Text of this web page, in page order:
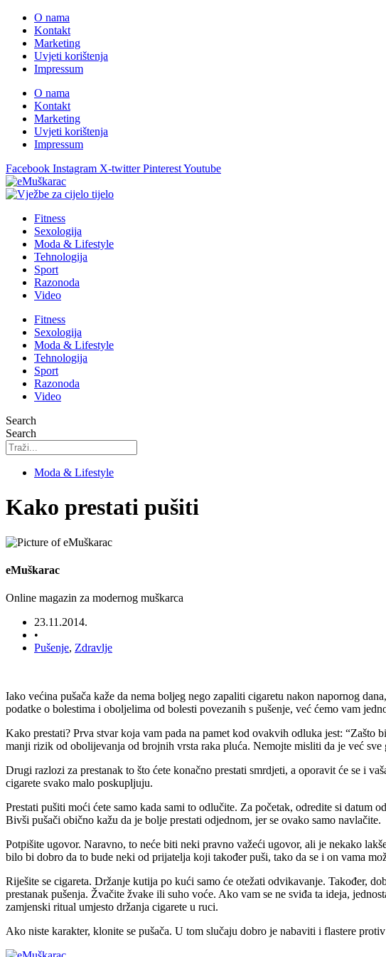
O nama
Kontakt
Marketing
Uvjeti korištenja
Impressum
O nama
Kontakt
Marketing
Uvjeti korištenja
Impressum
Facebook Instagram X-twitter PinterestYoutube
Fitness
Sexologija
Moda & Lifestyle
Tehnologija
Sport
Razonoda
Video
Fitness
Sexologija
Moda & Lifestyle
Tehnologija
Sport
Razonoda
Video
Search
Search
Moda & Lifestyle
Kako prestati pušiti
eMuškarac
Online magazin za modernog muškarca
23.11.2014.
•
Pušenje, Zdravlje
Iako većina pušača kaže da nema boljeg nego zapaliti cigaretu nakon napornog
podatke o bolestima i oboljelima od bolesti povezanih s pušenje, već ćemo vam
Kako prestati? Prva stvar koja vam pada na pamet kod ovakvih odluka jest:
manji rizik od obolijevanja od brojnih vrsta raka pluća. Nemojte misliti da je već
Drugi razlozi za prestanak to što ćete konačno prestati smrdjeti, a oporavit će se i
cigarete svako malo poskupljuju.
Prestati pušiti moći ćete samo kada sami to odlučite. Za početak, odredite si datum
Bivši pušači obično kažu da je bolje prestati odjednom, jer se ovako samo navlačite.
Potpišite ugovor. Naravno, to neće biti neki pravno važeći ugovor, ali je nekako
bilo bi dobro da to bude neki od prijatelja koji također puši, tako da se i on vama
Riješite se cigareta. Držanje kutija po kući samo će otežati odvikavanje. Također,
prestanak pušenja. Žvačite žvake ili suho voće. Ako vam se ne sviđa ta ideja,
zamjenski ritual umjesto držanja cigarete u ruci.
Ako niste karakter, klonite se pušača. U tom slučaju dobro je nabaviti i flastere